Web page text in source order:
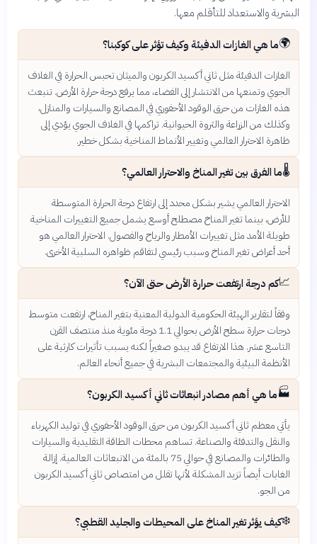
البشرية والاستعداد للتأقلم معها.
🌍ما هي الغازات الدفيئة وكيف تؤثر على كوكبنا؟
الغازات الدفيئة مثل ثاني أكسيد الكربون والميثان تحبس الحرارة في الغلاف
الجوي وتمنعها من الانتشار إلى الفضاء، مما يرفع درجة حرارة الأرض. تنبعث
هذه الغازات من حرق الوقود الأحفوري في المصانع والسيارات والمنازل،
وكذلك من الزراعة والثروة الحيوانية. تراكمها في الغلاف الجوي يؤدي إلى
ظاهرة الاحترار العالمي وتغيير الأنماط المناخية بشكل خطير.
🌡️ما الفرق بين تغير المناخ والاحترار العالمي؟
الاحترار العالمي يشير بشكل محدد إلى ارتفاع درجة الحرارة المتوسطة
للأرض، بينما تغير المناخ مصطلح أوسع يشمل جميع التغييرات المناخية
طويلة الأمد مثل تغييرات الأمطار والرياح والفصول. الاحترار العالمي هو
أحد أعراض تغير المناخ وسبب رئيسي لتفاقم ظواهره السلبية الأخرى.
📈كم درجة ارتفعت حرارة الأرض حتى الآن؟
وفقاً لتقارير الهيئة الحكومية الدولية المعنية بتغير المناخ، ارتفعت متوسط
درجات حرارة سطح الأرض بحوالي 1.1 درجة مئوية منذ منتصف القرن
التاسع عشر. هذا الارتفاع قد يبدو صغيراً لكنه يسبب تأثيرات كارثية على
الأنظمة البيئية والمجتمعات البشرية في جميع أنحاء العالم.
🏭ما هي أهم مصادر انبعاثات ثاني أكسيد الكربون؟
يأتي معظم ثاني أكسيد الكربون من حرق الوقود الأحفوري في توليد الكهرباء
والنقل والتدفئة والصناعة. تساهم محطات الطاقة التقليدية والسيارات
والطائرات والمصانع في حوالي 75 بالمئة من الانبعاثات العالمية. إزالة
الغابات أيضاً تزيد المشكلة لأنها تقلل من امتصاص ثاني أكسيد الكربون
من الجو.
❄️كيف يؤثر تغير المناخ على المحيطات والجليد القطبي؟